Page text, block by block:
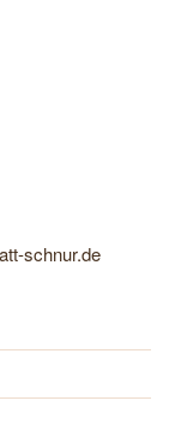
schnur.de